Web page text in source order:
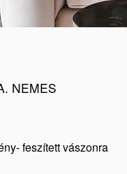
NEMES
feszített vászonra